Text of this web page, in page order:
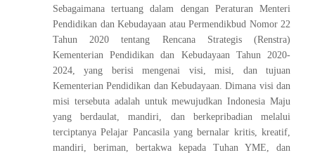
Sebagaimana tertuang dalam dengan Peraturan Menteri
Pendidikan dan Kebudayaan atau Permendikbud Nomor 22
Tahun 2020 tentang Rencana Strategis (Renstra)
Kementerian Pendidikan dan Kebudayaan Tahun 2020-
2024, yang berisi mengenai visi, misi, dan tujuan
Kementerian Pendidikan dan Kebudayaan. Dimana visi dan
misi tersebuta adalah untuk mewujudkan Indonesia Maju
yang berdaulat, mandiri, dan berkepribadian melalui
terciptanya Pelajar Pancasila yang bernalar kritis, kreatif,
mandiri, beriman, bertakwa kepada Tuhan YME, dan